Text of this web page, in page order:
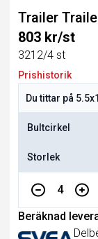
Trailer
803 kr/st
3212/4 st
Prishistorik
Bultcirkel
Storlek
4
Beräknad